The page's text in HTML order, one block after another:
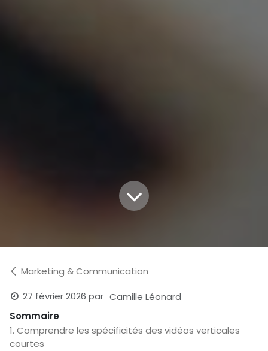
Marketing & Communication
27 février 2026 par Camille Léonard
Sommaire
1. Comprendre les spécificités des vidéos verticales
courtes